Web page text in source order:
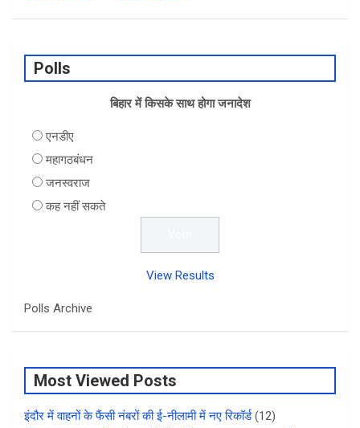
b
o
k
dI
n
s
A
p
e
Polls
बिहार में किसके साथ होगा जनादेश
एनडीए
महागठबंधन
जनस्वराज
कह नहीं सकते
View Results
Polls Archive
Most Viewed Posts
इंदौर में वाहनों के फैंसी नंबरों की ई-नीलामी में नए रिकॉर्ड (12)